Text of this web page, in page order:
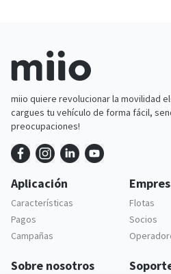
miio quiere revolucionar la movilidad
cargues tu vehículo de forma fácil,
preocupaciones!
Aplicación
Características
Pagos
Campañas
Flotas
Socios
Sobre nosotros